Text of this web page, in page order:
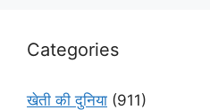
Categories
खेती की दुनिया (911)